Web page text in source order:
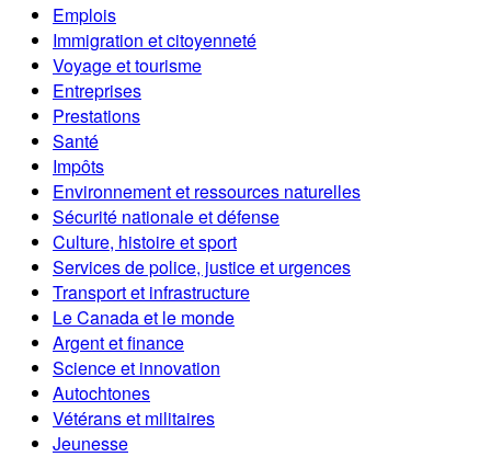
Emplois
Immigration et citoyenneté
Voyage et tourisme
Entreprises
Prestations
Santé
Impôts
Environnement et ressources naturelles
Sécurité nationale et défense
Culture, histoire et sport
Services de police, justice et urgences
Transport et infrastructure
Le Canada et le monde
Argent et finance
Science et innovation
Autochtones
Vétérans et militaires
Jeunesse